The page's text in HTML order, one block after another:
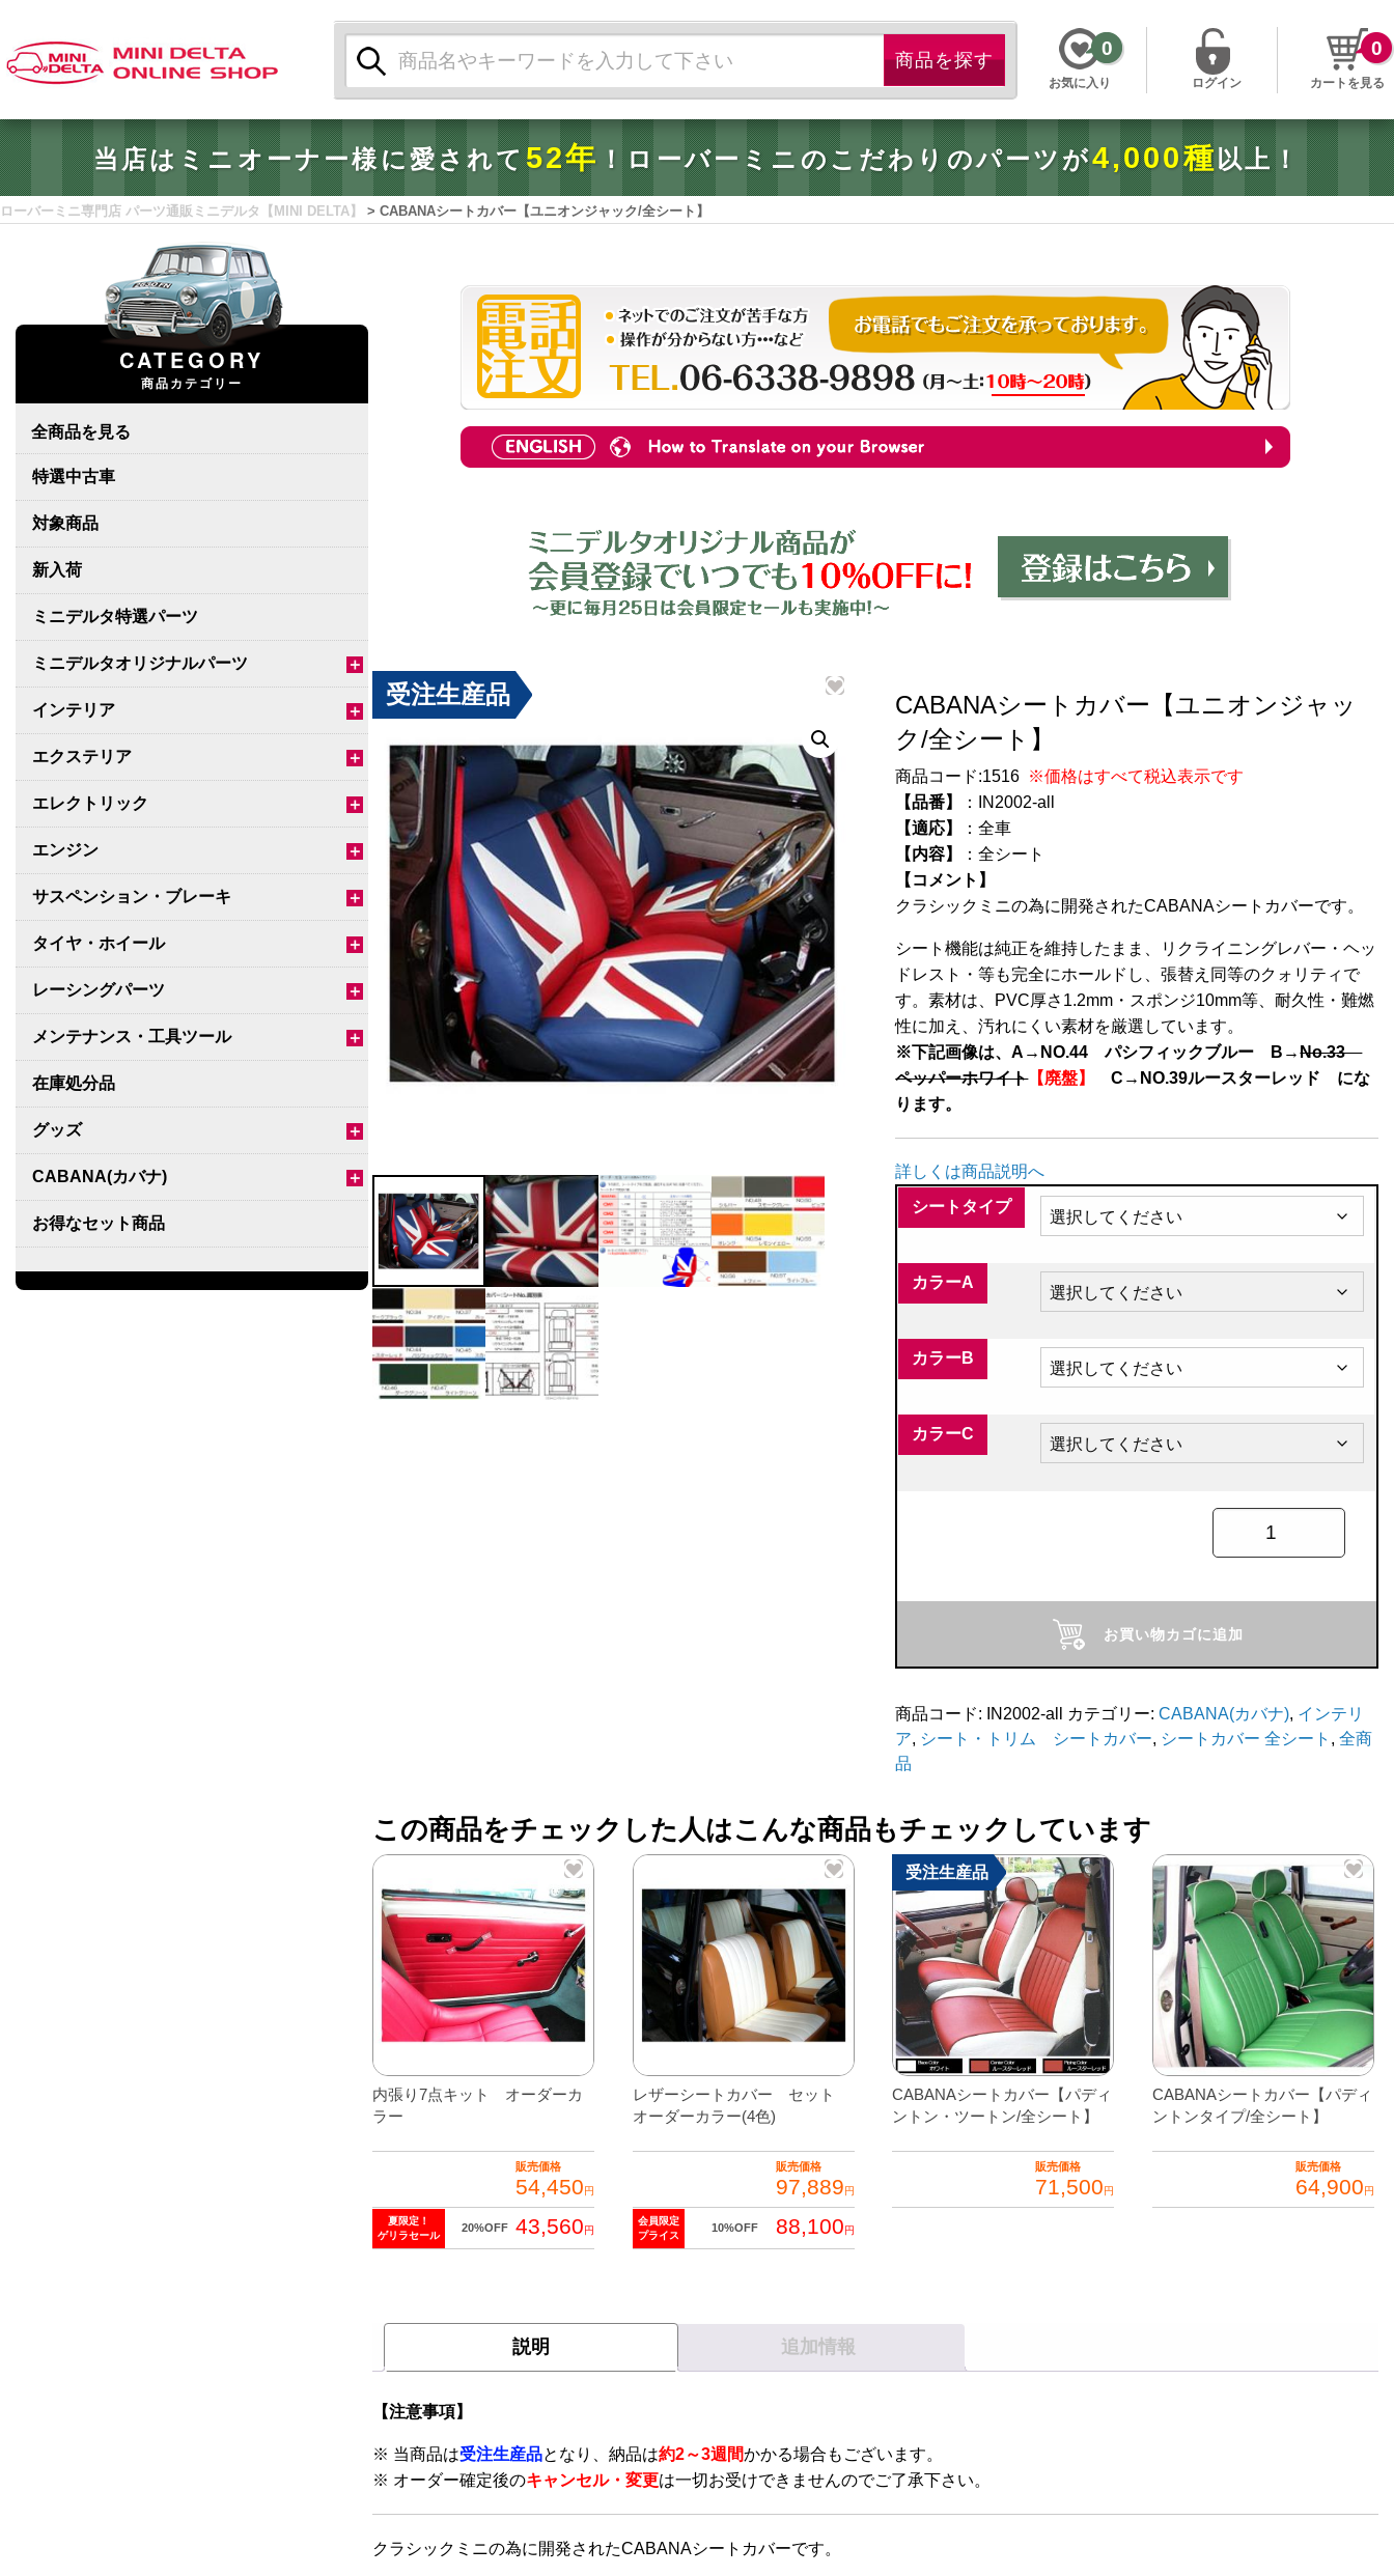
索:
お気に入り
0
ログイン カートを見る
0
当店はミニオーナー様に愛されて52年 ！ローバーミニのこだわりのパーツが4,000種 以上！
ローバーミニ専門店 パーツ通販ミニデルタ【MINI DELTA】 > CABANAシートカバー【ユニオンジャック/全シート】
CATEGORY
商品カテゴリー
全商品を見る
特選中古車
対象商品
新入荷
ミニデルタ特選パーツ
＋
ミニデルタオリジナルパーツ
＋
インテリア
＋
エクステリア
＋
エレクトリック
＋
エンジン
＋
サスペンション・ブレーキ
＋
タイヤ・ホイール
＋
レーシングパーツ
＋
メンテナンス・工具ツール
在庫処分品
＋
グッズ
＋
CABANA(カバナ)
お得なセット商品
チームマルヤマ
受注生産品
CABANAシートカバー【ユニオンジャッ
ク/全シート】
商品コード:1516 ※価格はすべて税込表示です
【品番】
：IN2002-all
【適応】
：全車
【内容】
：全シート
【コメント】
クラシックミニの為に開発されたCABANAシートカバーです。
シート機能は純正を維持したまま、リクライニングレバー・ヘッ
ドレスト・等も完全にホールドし、張替え同等のクォリティで
す。素材は、PVC厚さ1.2mm・スポンジ10mm等、耐久性・難燃
性に加え、汚れにくい素材を厳選しています。
※下記画像は、A→NO.44 パシフィックブルー B→No.33
ペッパーホワイト【廃盤】
C→NO.39ルースターレッド にな
ります。
詳しくは商品説明へ
シートタイプ
カラーA
カラーB
カラーC
バ
【ユ
ニ
ジ
ャ
ッ
ク/
全
シ
ー
ト】
個
お買い物カゴに追加
商品コード: IN2002-all カテゴリー:CABANA(カバナ), インテリ
ア, シート・トリム シートカバー, シートカバー 全シート ,全商
品
この商品をチェックした人はこんな商品もチェックしています
内張り7点キット オーダーカ
ラー
販売価格
54,450円
夏限定！
ゲリラセール
20%OFF 43,560円
商
に
複
数
の
エ
レザーシートカバー セット
オーダーカラー(4色)
販売価格
97,889円
会員限定
プライス
10%OFF 88,100円
商
に
数
の
エ
受注生産品
CABANAシートカバー【パディ
ントン・ツートン/全シート】
販売価格
71,500円
バ
リ
エ
CABANAシートカバー【パディ
ントンタイプ/全シート】
販売価格
64,900円
説明 追加情報
【注意事項】
※ 当商品は受注生産品となり、納品は約2～3週間かかる場合もございます。
※ オーダー確定後のキャンセル・変更は一切お受けできませんのでご了承下さい。
クラシックミニの為に開発されたCABANAシートカバーです。